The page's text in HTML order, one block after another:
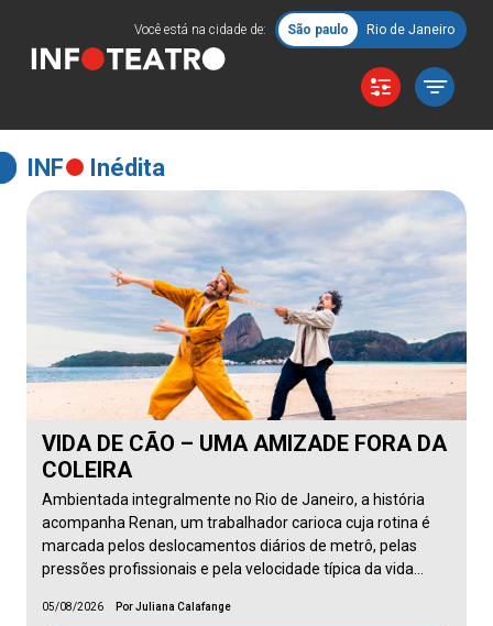
Você está na cidade de: São paulo Rio de Janeiro
INF Inédita
VIDA DE CÃO – UMA AMIZADE FORA DA
COLEIRA
Ambientada integralmente no Rio de Janeiro, a história
acompanha Renan, um trabalhador carioca cuja rotina é
marcada pelos deslocamentos diários de metrô, pelas
pressões profissionais e pela velocidade típica da vida…
05/08/2026 Por Juliana Calafange